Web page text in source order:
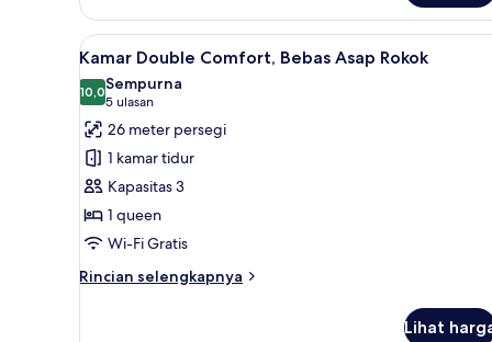
Single
Standar,
Bebas
Rokok
Lihat
semua
foto
untuk
Kamar
Double
Comfort,
Bebas
Asap
Rokok
Selimut bulu angsa, brankas,
6
Kamar Double Comfort, Bebas Asap Rokok
10,010,0 dari 10
Sempurna
5 ulasan
(5
ulasan)
26 meter persegi
1 kamar tidur
Kapasitas 3
1 queen
Wi-Fi Gratis
Rincian selengkapnya
Rincian
Lihat